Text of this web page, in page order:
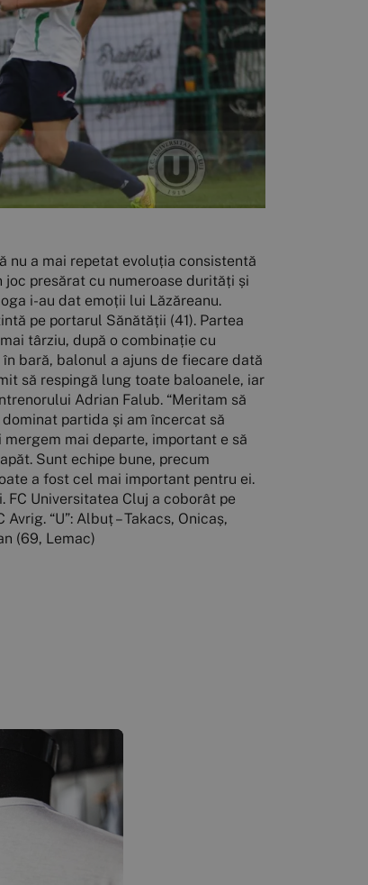
nu a mai repetat evoluția consistentă
presărat cu numeroase durități și
i-au dat emoții lui Lăzăreanu.
pe portarul Sănătății (41). Partea
târziu, după o combinație cu
bară, balonul a ajuns de fiecare dată
să respingă lung toate baloanele, iar
Adrian Falub. “Meritam să
partida și am încercat să
mai departe, important e să
Sunt echipe bune, precum
a fost cel mai important pentru ei.
Universitatea Cluj a coborât pe
“U”: Albuț – Takacs, Onicaș,
(69, Lemac)